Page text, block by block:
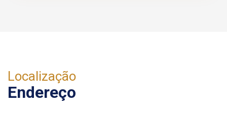
Localização
Endereço